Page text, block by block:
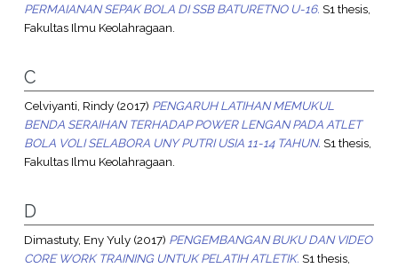
PERMAIANAN SEPAK BOLA DI SSB BATURETNO U-16. S1 thesis,
Fakultas Ilmu Keolahragaan.
C
Celviyanti, Rindy(2017) PENGARUH LATIHAN MEMUKUL
BENDA SERAIHAN TERHADAP POWER LENGAN PADA ATLET
BOLA VOLI SELABORA UNY PUTRI USIA 11-14 TAHUN. S1 thesis,
Fakultas Ilmu Keolahragaan.
D
Dimastuty, Eny Yuly(2017) PENGEMBANGAN BUKU DAN VIDEO
CORE WORK TRAINING UNTUK PELATIH ATLETIK. S1 thesis,